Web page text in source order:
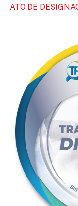
ATO DE